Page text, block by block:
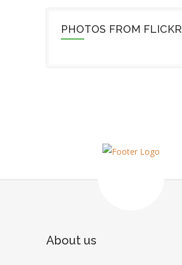
PHOTOS FROM FLICKR
About us